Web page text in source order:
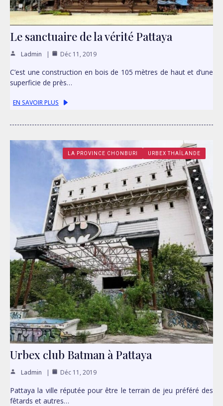
Le sanctuaire de la vérité Pattaya
Ladmin Déc 11, 2019
C’est une construction en bois de 105 mètres de haut et d’une
superficie de près…
EN SAVOIR PLUS
LA PROVINCE CHONBURI URBEX THAÏLANDE
Urbex club Batman à Pattaya
Ladmin Déc 11, 2019
Pattaya la ville réputée pour être le terrain de jeu préféré des
fêtards et autres…